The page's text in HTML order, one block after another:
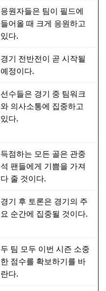
응원자들은 팀이 필드에
들어올 때 크게 응원하고
있다.
경기 전반전이 곧 시작될
예정이다.
선수들은 경기 중 팀워크
와 의사소통에 집중하고
있다.
득점하는 모든 골은 관중
석 팬들에게 기쁨을 가져
다 줄 것이다.
경기 후 토론은 경기의 주
요 순간에 집중될 것이다.
두 팀 모두 이번 시즌 소중
한 점수를 확보하기를 바
란다.